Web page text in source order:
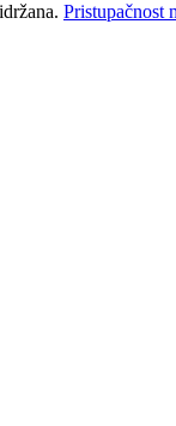
Pristupačnost